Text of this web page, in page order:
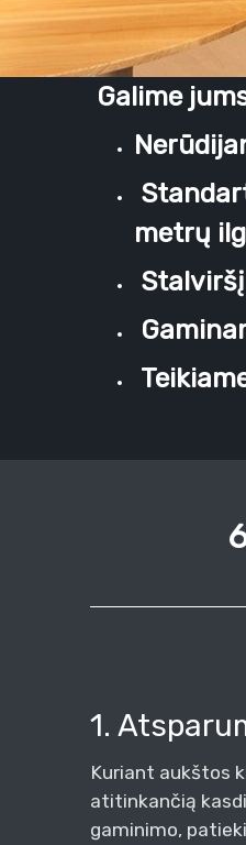
Galime
metrų
1.
Kuriant aukštos
atitinkančią
gaminimo,